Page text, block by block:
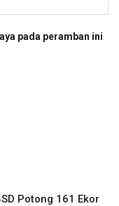
pada peramban ini
Potong 161 Ekor